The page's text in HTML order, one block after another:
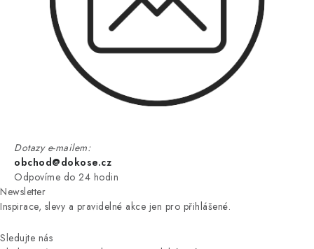
Dotazy e-mailem:
obchod@dokose.cz
Odpovíme do 24 hodin
Newsletter
Inspirace, slevy a pravidelné akce jen pro přihlášené.
Sledujte nás